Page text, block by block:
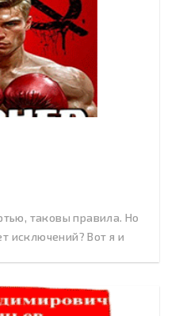
таковы правила. Но
исключений? Вот я и